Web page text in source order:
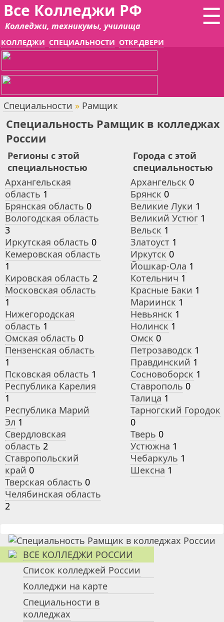
☰
Все Колледжи РФ
Колледжи, техникумы, училища
КОЛЛЕДЖИ СПЕЦИАЛЬНОСТИ ОТКР.ДВЕРИ
Специальности » Рамщик
Специальность Рамщик в колледжах
России
Регионы с этой
специальностью
Архангельская
область 1
Брянская область 0
Вологодская область
3
Иркутская область 0
Кемеровская область
1
Кировская область 2
Московская область
1
Нижегородская
область 1
Омская область 0
Пензенская область
1
Псковская область 1
Республика Карелия
1
Республика Марий
Эл 1
Свердловская
область 2
Ставропольский
край 0
Тверская область 0
Челябинская область
2
Города с этой
специальностью
Архангельск 0
Брянск 0
Великие Луки 1
Великий Устюг 1
Вельск 1
Златоуст 1
Иркутск 0
Йошкар-Ола 1
Котельнич 1
Красные Баки 1
Мариинск 1
Невьянск 1
Нолинск 1
Омск 0
Петрозаводск 1
Правдинский 1
Сосновоборск 1
Ставрополь 0
Талица 1
Тарногский Городок
0
Тверь 0
Устюжна 1
Чебаркуль 1
Шексна 1
ВСЕ КОЛЛЕДЖИ РОССИИ
Список колледжей России
Колледжи на карте
Специальности в
колледжах